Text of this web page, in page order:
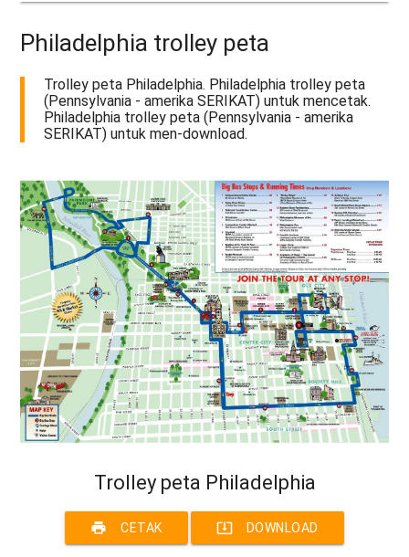
Philadelphia trolley peta
Trolley peta Philadelphia. Philadelphia trolley peta
(Pennsylvania - amerika SERIKAT) untuk mencetak.
Philadelphia trolley peta (Pennsylvania - amerika
SERIKAT) untuk men-download.
Trolley peta Philadelphia
print CETAK system_update_alt DOWNLOAD